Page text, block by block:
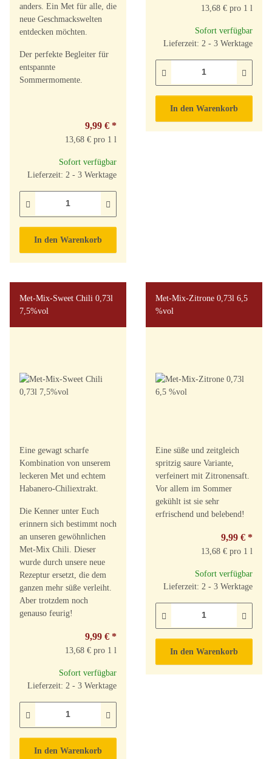
anders. Ein Met für alle, die
neue Geschmackswelten
entdecken möchten.
Der perfekte Begleiter für
entspannte
Sommermomente.
9,99 € *
13,68 € pro 1 l
Sofort verfügbar
Lieferzeit: 2 - 3 Werktage
In den Warenkorb
13,68 € pro 1 l
Sofort verfügbar
Lieferzeit: 2 - 3 Werktage
In den Warenkorb
Met-Mix-Sweet Chili 0,73l
7,5%vol
Eine gewagt scharfe
Kombination von unserem
leckeren Met und echtem
Habanero-Chiliextrakt.
Die Kenner unter Euch
erinnern sich bestimmt noch
an unseren gewöhnlichen
Met-Mix Chili. Dieser
wurde durch unsere neue
Rezeptur ersetzt, die dem
ganzen mehr süße verleiht.
Aber trotzdem noch
genauso feurig!
9,99 € *
13,68 € pro 1 l
Sofort verfügbar
Lieferzeit: 2 - 3 Werktage
In den Warenkorb
Met-Mix-Zitrone 0,73l 6,5
%vol
Eine süße und zeitgleich
spritzig saure Variante,
verfeinert mit Zitronensaft.
Vor allem im Sommer
gekühlt ist sie sehr
erfrischend und belebend!
9,99 € *
13,68 € pro 1 l
Sofort verfügbar
Lieferzeit: 2 - 3 Werktage
In den Warenkorb